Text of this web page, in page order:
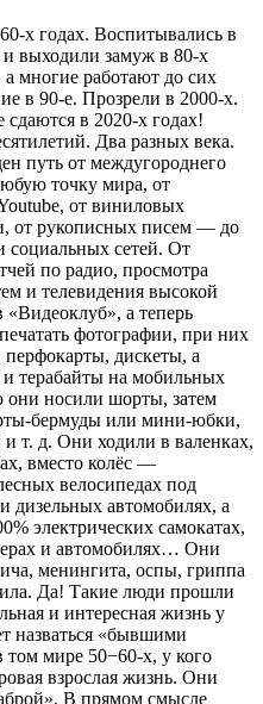
х годах. Воспитывались в
выходили замуж в 80-х
многие работают до сих
в 90-е. Прозрели в 2000-х.
в 2020-х годах!
Два разных века.
путь от междугороднего
точку мира, от
от виниловых
от рукописных писем — до
социальных сетей. От
по радио, просмотра
и телевидения высокой
«Видеоклуб», а теперь
фотографии, при них
дискеты, а
и терабайты на мобильных
они носили шорты, затем
бермуды или мини-юбки,
т. д. Они ходили в валенках,
вместо колёс —
велосипедах под
дизельных автомобилях, а
электрических самокатах,
и автомобилях… Они
менингита, оспы, гриппа
Да! Такие люди прошли
и интересная жизнь у
назваться «бывшими
мире 50−60-х, у кого
взрослая жизнь. Они
В прямом смысле